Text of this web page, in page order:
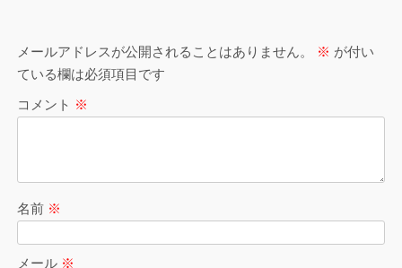
メールアドレスが公開されることはありません。 ※ が付い
ている欄は必須項目です
コメント ※
名前 ※
メール ※